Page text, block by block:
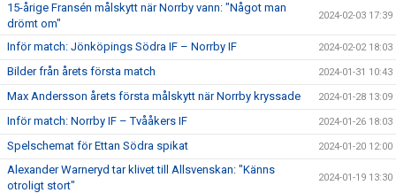
15-årige Fransén målskytt när Norrby vann: "Något man
drömt om"
2024-02-03 17:39
Inför match: Jönköpings Södra IF – Norrby IF 2024-02-02 18:03
Bilder från årets första match 2024-01-31 10:43
Max Andersson årets första målskytt när Norrby kryssade 2024-01-28 13:09
Inför match: Norrby IF – Tvååkers IF 2024-01-26 18:03
Spelschemat för Ettan Södra spikat 2024-01-20 12:00
Alexander Warneryd tar klivet till Allsvenskan: "Känns
otroligt stort"
2024-01-19 13:30